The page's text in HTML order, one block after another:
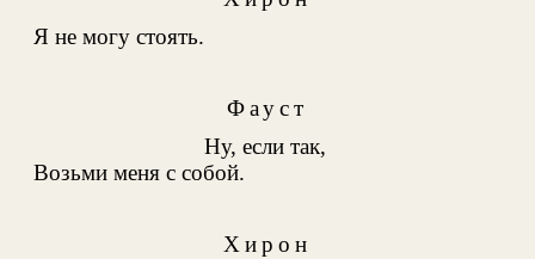
Я не могу стоять.
Фауст
Ну, если так,
Возьми меня с собой.
Хирон